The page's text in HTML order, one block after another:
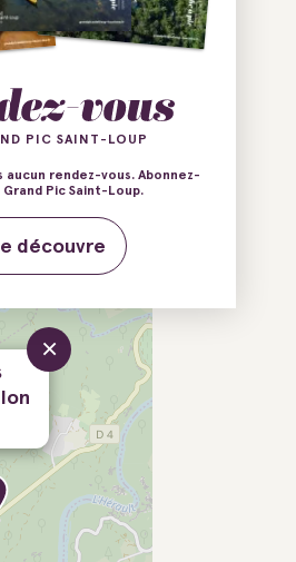
Cube
la-Selle
×
PIC SAINT-LOUP
aucun rendez-vous. Abonnez-
Grand Pic Saint-Loup.
découvre